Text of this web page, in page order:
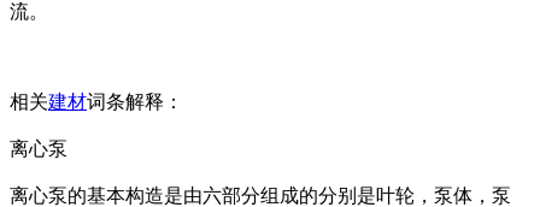
流。
相关建材词条解释：
离心泵
离心泵的基本构造是由六部分组成的分别是叶轮，泵体，泵